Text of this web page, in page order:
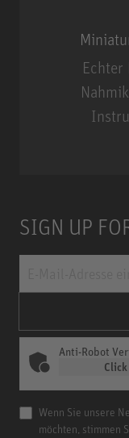
Echter
SIGN UP
Anti-Robot
Wenn Sie unsere
möchten, stimmen